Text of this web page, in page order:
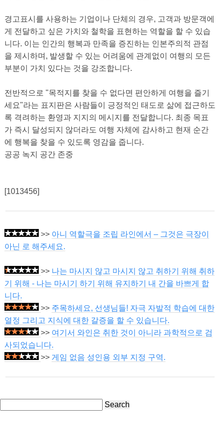
경고표시를 사용하는 기업이나 단체의 경우, 고객과 방문객에
게 전달하고 싶은 가치와 철학을 표현하는 역할을 할 수 있습
니다. 이는 인간의 행복과 만족을 증진하는 인본주의적 관점
을 제시하며, 발생할 수 있는 어려움에 관계없이 여행의 모든 ​​
부분이 가치 있다는 것을 강조합니다.
전반적으로 "목적지를 찾을 수 없다면 편안하게 여행을 즐기
세요"라는 표지판은 사람들이 긍정적인 태도로 삶에 접근하도
록 격려하는 환영과 지지의 메시지를 전달합니다. 최종 목표
가 즉시 달성되지 않더라도 여행 자체에 감사하고 현재 순간
에 행복을 찾을 수 있도록 영감을 줍니다.
공공 녹지 공간 존중
[1013456]
>> 아니 역할극을 조립 라인에서 – 그것은 극장이
아닌 로 해주세요.
>> 나는 마시지 않고 마시지 않고 취하기 위해 취하
기 위해 - 나는 마시기 하기 위해 유지하기 내 간을 바쁘게 합
니다.
>> 주목하세요, 선생님들! 자극 자발적 학습에 대한
열정 그리고 지식에 대한 갈증을 할 수 있습니다.
>> 여기서 와인은 취한 것이 아니라 과학적으로 검
사되었습니다.
>> 게임 없음 성인용 외부 지정 구역.
Search